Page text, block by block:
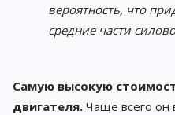
вероятность, что
средние части
Самую высокую
двигателя.Чаще всего он